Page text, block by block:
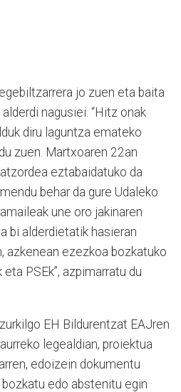
jo zuen eta baita
nagusiei. “Hitz onak
diru laguntza emateko
zuen. Martxoaren 22an
eztabaidatuko da
behar da gure Udaleko
une oro jakinaren
bi alderdietatik hasieran
azkenean ezezkoa bozkatuko
PSEk”, azpimarratu du
EH Bildurentzat EAJren
legealdian, proiektua
edoizein dokumentu
edo abstenitu egin